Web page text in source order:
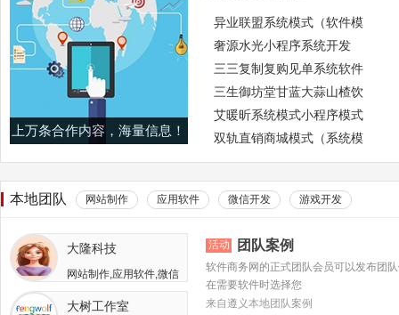
上万条合作内容，海量信息！
异业联盟系统模式（软件模
奢源水光小程序系统开发
三三复制复购见单系统软件
三生御坊堂甘蓝大蒜山楂饮
艾暖昕系统模式小程序模式
双轨直销商城模式（系统模
本地团队 网站制作 应用软件 微信开发 游戏开发
大隆科技
网站制作,应用软件,微信
开发,游戏开发,APP开发,
软件二次开发
大树工作室
活动 团队案例
软件商务网的正式团队会员可以发布团
在需要软件时选择您
来自遵义本地团队案例